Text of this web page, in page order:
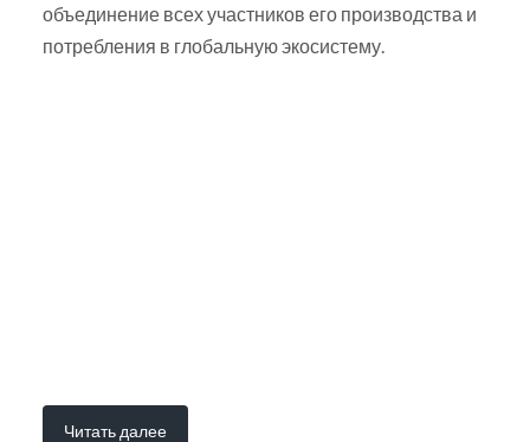
объединение всех участников его производства и
потребления в глобальную экосистему.
Читать далее